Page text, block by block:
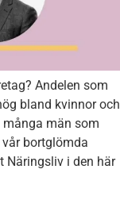
Andelen som
bland kvinnor och
många män som
bortglömda
Näringsliv i den här